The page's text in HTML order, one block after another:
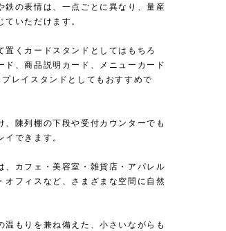
鉄の表情は、一点ごとに異なり、量産
いただけます。
くカードスタンドとしてはもちろ
ド、商品説明カード、メニューカード
レイスタンドとしてもおすすめで
、陳列棚の下段や受付カウンターでも
できます。
、カフェ・美容室・雑貨店・アパレル
オフィスなど、さまざまな空間に自然
もりを兼ね備えた、小さいながらも